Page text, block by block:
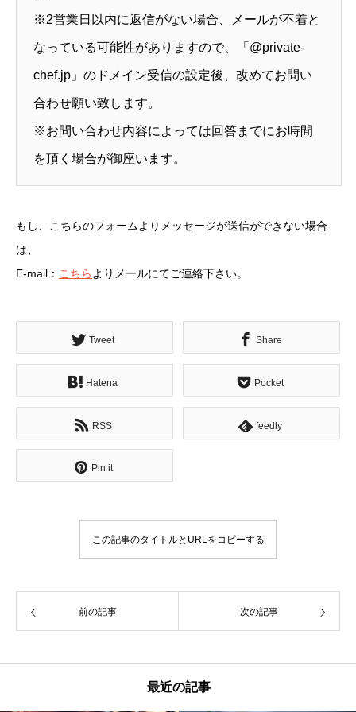
※2営業日以内に返信がない場合、メールが不着と
なっている可能性がありますので、「@private-
chef.jp」のドメイン受信の設定後、改めてお問い
合わせ願い致します。
※お問い合わせ内容によっては回答までにお時間
を頂く場合が御座います。
もし、こちらのフォームよりメッセージが送信ができない場合
は、
E-mail： こちらよりメールにてご連絡下さい。
Tweet Share
Hatena Pocket
RSS feedly
Pin it
この記事のタイトルとURLをコピーする
前の記事 次の記事
最近の記事